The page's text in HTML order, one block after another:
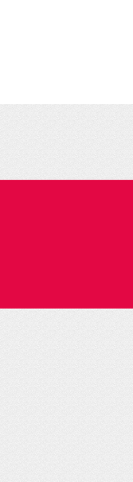
Gestion de vos